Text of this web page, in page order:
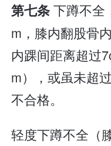
第七条下蹲不全
m，膝内翻股骨
内踝间距离超过
m），或虽未超
不合格。
轻度下蹲不全（